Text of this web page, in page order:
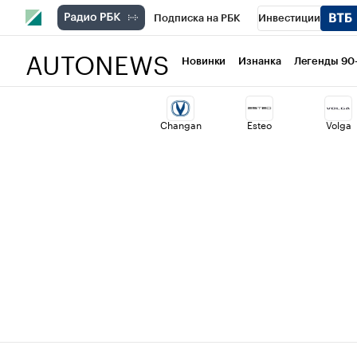
Подписка на РБК Инвестиции
Национальные проекты Город
Кредитные рейтинги Франшизы
AUTONEWS Новинки Изнанка Легенды
Changan Esteo Volga